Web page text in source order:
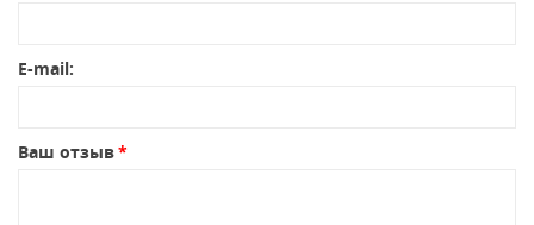
E-mail:
Ваш отзыв